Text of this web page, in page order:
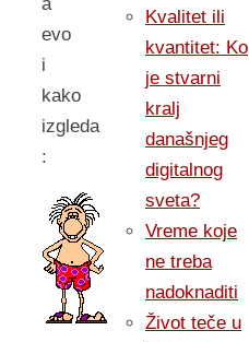
evo
i
kako
izgleda
:
Kvalitet ili
kvantitet: Ko
je stvarni
kralj
današnjeg
digitalnog
sveta?
Vreme koje
ne treba
nadoknaditi
Život teče u